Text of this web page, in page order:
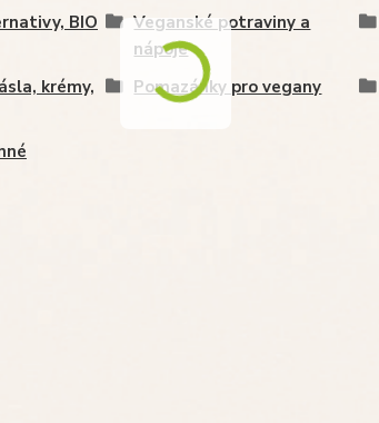
BIO
Veganské potraviny a
nápoje
krémy,
Pomazánky pro vegany